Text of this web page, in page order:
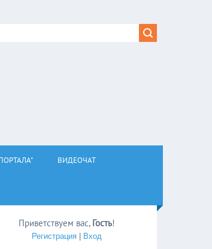
ВИДЕОЧАТ
Приветствуем вас, Гость!
Регистрация| Вход